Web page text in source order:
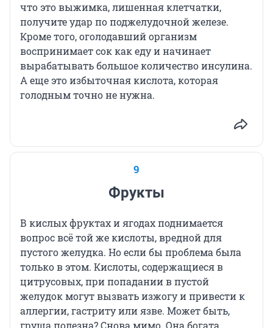
что это выжимка, лишенная клетчатки,
получите удар по поджелудочной железе.
Кроме того, оголодавший организм
воспринимает сок как еду и начинает
вырабатывать большое количество инсулина.
А еще это избыточная кислота, которая
голодным точно не нужна.
9
Фрукты
В кислых фруктах и ягодах поднимается
вопрос всё той же кислоты, вредной для
пустого желудка. Но если бы проблема была
только в этом. Кислоты, содержащиеся в
цитрусовых, при попадании в пустой
желудок могут вызвать изжогу и привести к
аллергии, гастриту или язве. Может быть,
груша полезна? Снова мимо. Она богата